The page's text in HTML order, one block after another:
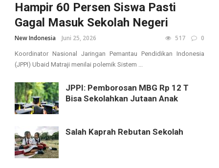
Hampir 60 Persen Siswa Pasti
Gagal Masuk Sekolah Negeri
New Indonesia Juni 25, 2026 517 0
Koordinator Nasional Jaringan Pemantau Pendidikan Indonesia
(JPPI) Ubaid Matraji menilai polemik Sistem ...
JPPI: Pemborosan MBG Rp 12 T
Bisa Sekolahkan Jutaan Anak
Salah Kaprah Rebutan Sekolah